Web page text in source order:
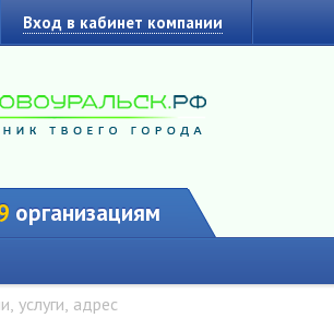
Вход в кабинет компании
организациям